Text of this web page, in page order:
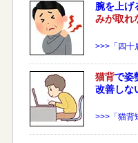
腕を上げ
みが取れ
>>>「四十
猫背で姿
改善しな
>>>「猫背